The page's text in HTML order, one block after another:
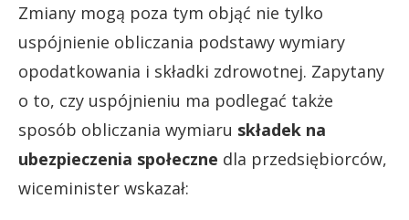
Zmiany mogą poza tym objąć nie tylko
uspójnienie obliczania podstawy wymiary
opodatkowania i składki zdrowotnej. Zapytany
o to, czy uspójnieniu ma podlegać także
sposób obliczania wymiaru składek na
ubezpieczenia społeczne dla przedsiębiorców,
wiceminister wskazał: